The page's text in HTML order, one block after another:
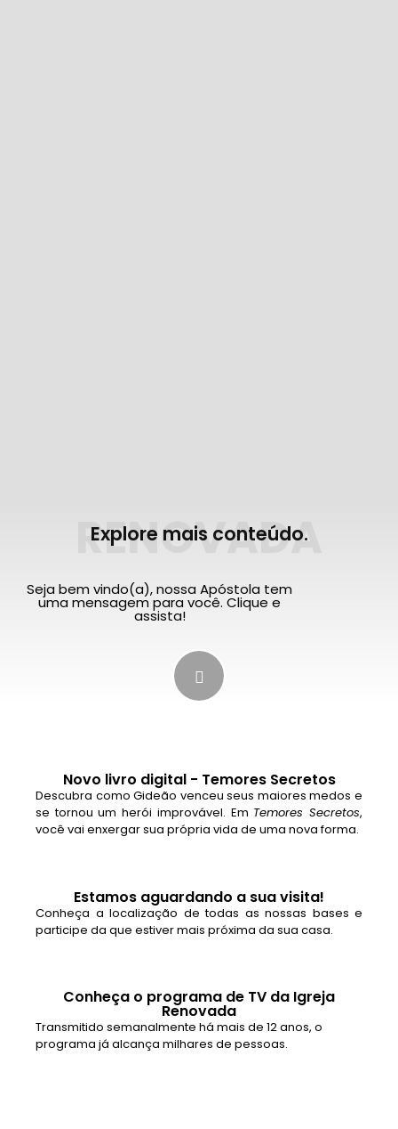
RENOVADA
Explore mais conteúdo.
Seja bem vindo(a), nossa Apóstola tem
uma mensagem para você. Clique e
assista!
Novo livro digital - Temores Secretos
Descubra como Gideão venceu seus maiores medos e
se tornou um herói improvável. Em Temores Secretos,
você vai enxergar sua própria vida de uma nova forma.
Estamos aguardando a sua visita!
Conheça a localização de todas as nossas bases e
participe da que estiver mais próxima da sua casa.
Conheça o programa de TV da Igreja
Renovada
Transmitido semanalmente há mais de 12 anos, o
programa já alcança milhares de pessoas.